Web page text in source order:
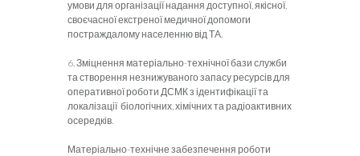
умови для організації надання доступної, якісної,
своєчасної екстреної медичної допомоги
постраждалому населенню від ТА.
6. Зміцнення матеріально-технічної бази служби
та створення незнижуваного запасу ресурсів для
оперативної роботи ДСМК з ідентифікації та
локалізації біологічних, хімічних та радіоактивних
осередків.
Матеріально-технічне забезпечення роботи